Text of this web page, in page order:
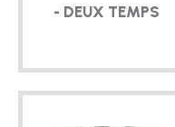
- DEUX TEMPS